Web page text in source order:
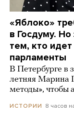
«Яблоко»
в Госдуму.
тем, кто
парламенты
В Петербурге в
летняя Марина
методы», чтобы
ИСТОРИИ 8 часов